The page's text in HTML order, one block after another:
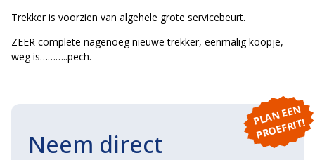
Trekker is voorzien van algehele grote servicebeurt.
ZEER complete nagenoeg nieuwe trekker, eenmalig koopje,
weg is………..pech.
P
L
A
N
E
E
N
P
R
O
E
F
RI
T!
Neem direct